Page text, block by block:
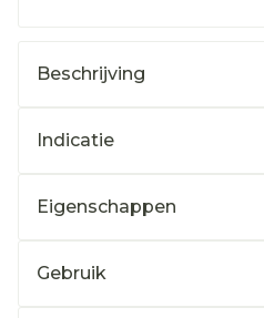
Beschrijving
Indicatie
Eigenschappen
Gebruik